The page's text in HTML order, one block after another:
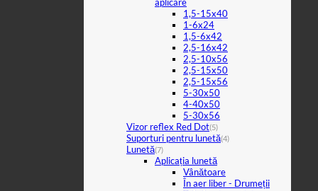
1,5-15x40
1-6x24
1,5-6x42
2,5-16x42
2,5-10x56
2,5-15x50
2,5-15x56
5-30x50
4-40x50
5-30x56
Vizor reflex Red Dot(5)
Suporturi pentru lunetă(4)
Lunetă(7)
Aplicația lunetă
Vânătoare
În aer liber - Drumeții